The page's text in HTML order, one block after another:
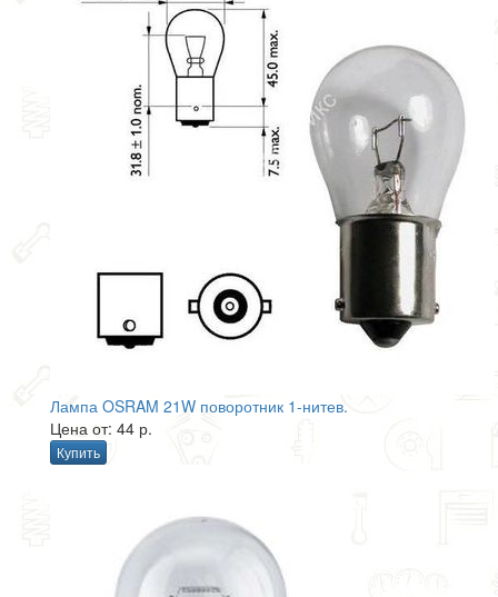
Лампа OSRAM 21W поворотник 1-нитев.
Цена от: 44 р.
Купить